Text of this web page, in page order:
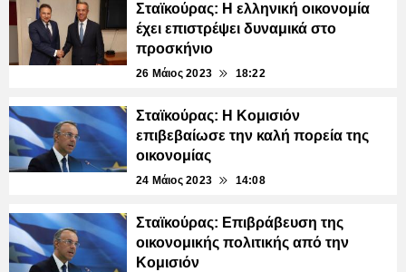
Σταϊκούρας: Η ελληνική οικονομία
έχει επιστρέψει δυναμικά στο
προσκήνιο
26 Μάιος 2023 18:22
Σταϊκούρας: Η Κομισιόν
επιβεβαίωσε την καλή πορεία της
οικονομίας
24 Μάιος 2023 14:08
Σταϊκούρας: Επιβράβευση της
οικονομικής πολιτικής από την
Κομισιόν